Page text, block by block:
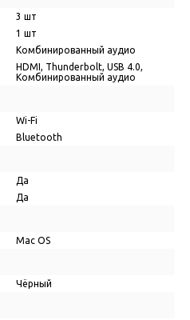
3 шт
1 шт
Комбинированный аудио
HDMI, Thunderbolt, USB 4.0,
Комбинированный аудио
Wi-Fi
Bluetooth
Да
Да
Mac OS
Чёрный